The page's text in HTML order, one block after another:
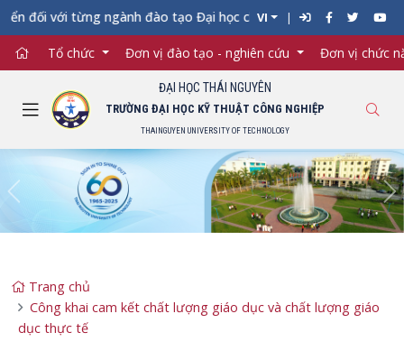
đối với từng ngành đào tạo Đại học chính quy vào Trường Đại
VI
Tổ chức Đơn vị đào tạo - nghiên cứu Đơn vị chức
ĐẠI HỌC THÁI NGUYÊN
TRƯỜNG ĐẠI HỌC KỸ THUẬT CÔNG NGHIỆP
THAINGUYEN UNIVERSITY OF TECHNOLOGY
Previous
Trang chủ
Công khai cam kết chất lượng giáo dục và chất lượng giáo
dục thực tế